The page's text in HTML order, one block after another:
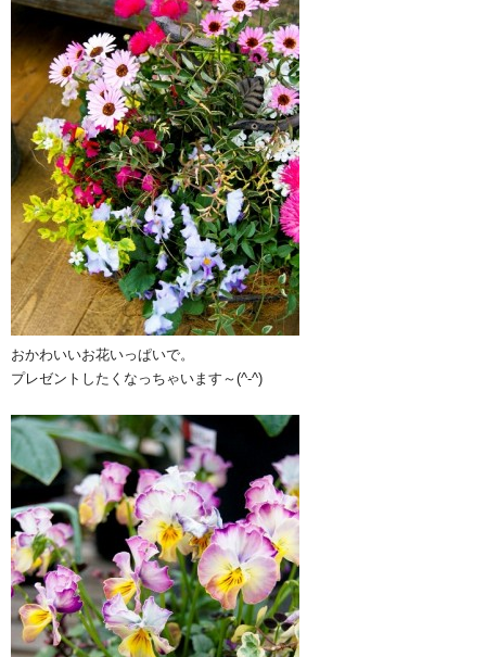
おかわいいお花いっぱいで。
プレゼントしたくなっちゃいます～(^-^)